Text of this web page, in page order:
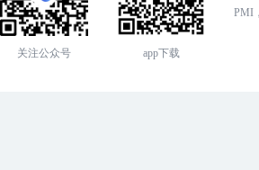
关注公众号 app下载
PMI